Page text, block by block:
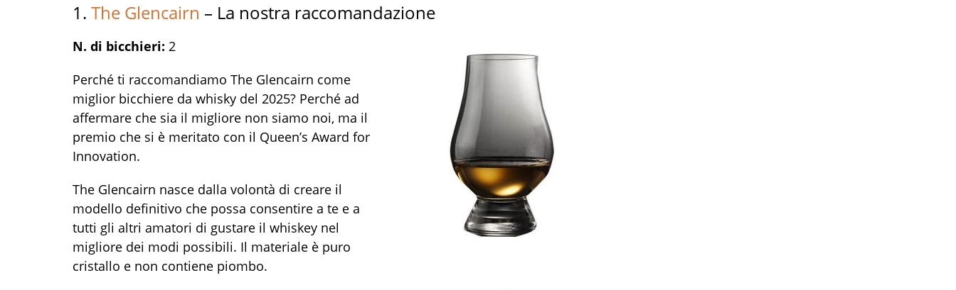
1. The Glencairn – La nostra raccomandazione
N. di bicchieri: 2
Perché ti raccomandiamo The Glencairn come
miglior bicchiere da whisky del 2025? Perché ad
affermare che sia il migliore non siamo noi, ma il
premio che si è meritato con il Queen’s Award for
Innovation.
The Glencairn nasce dalla volontà di creare il
modello definitivo che possa consentire a te e a
tutti gli altri amatori di gustare il whiskey nel
migliore dei modi possibili. Il materiale è puro
cristallo e non contiene piombo.